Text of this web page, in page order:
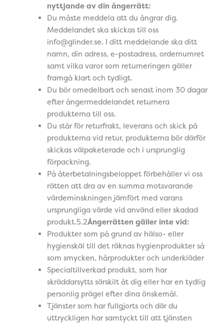
nyttjande av din ångerrätt:
Du måste meddela att du ångrar dig.
Meddelandet ska skickas till oss
info@glinder.se. I ditt meddelande ska ditt
namn, din adress, e-postadress, ordernumret
samt vilka varor som returneringen gäller
framgå klart och tydligt.
Du bör omedelbart och senast inom 30 dagar
efter ångermeddelandet returnera
produkterna till oss.
Du står för returfrakt, leverans och skick på
produkterna vid retur, produkterna bör därför
skickas välpaketerade och i ursprunglig
förpackning.
På återbetalningsbeloppet förbehåller vi oss
rätten att dra av en summa motsvarande
värdeminskningen jämfört med varans
ursprungliga värde vid använd eller skadad
produkt.5.2Ångerrätten gäller inte vid:
Produkter som på grund av hälso- eller
hygienskäl till det räknas hygienprodukter så
som smycken, hårprodukter och underkläder
Specialtillverkad produkt, som har
skräddarsytts särskilt åt dig eller har en tydlig
personlig prägel efter dina önskemål.
Tjänster som har fullgjorts och där du
uttryckligen har samtyckt till att tjänsten